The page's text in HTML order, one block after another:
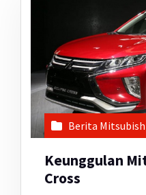
Berita
Keunggulan
Cross